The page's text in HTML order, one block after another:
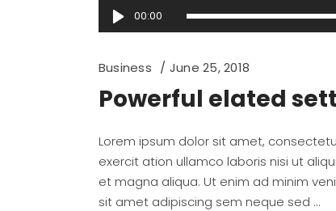
Audio
Player
00:00
Business June 25, 2018
Powerful elated
Lorem ipsum dolor sit amet,
exercit ation ullamco laboris nisi ut
et magna aliqua. Ut enim ad minim
sit amet adipiscing sem neque sed